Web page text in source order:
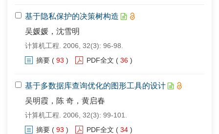
基于隐私保护的决策树构造
吴媛媛，沈雪明
计算机工程. 2006, 32(3): 96-98.
摘要 ( 93 ) PDF全文 ( 36 )
基于多数据库查询优化的图形工具的设计
吴明霞，陈 奇，黄启春
计算机工程. 2006, 32(3): 99-101.
摘要 ( 93 ) PDF全文 ( 34 )